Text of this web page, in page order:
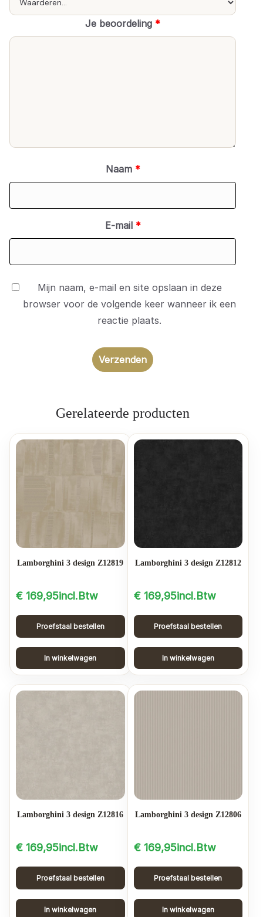
Je beoordeling *
Naam *
E-mail *
Mijn naam, e-mail en site opslaan in deze
browser voor de volgende keer wanneer ik een
reactie plaats.
Gerelateerde producten
Lamborghini 3 design Z12819
€ 169,95incl.Btw
Proefstaal bestellen
In winkelwagen
Lamborghini 3 design Z12812
€169,95incl.Btw
Proefstaal bestellen
In winkelwagen
Lamborghini 3 design Z12816
€ 169,95incl.Btw
Proefstaal bestellen
In winkelwagen
Lamborghini 3 design Z12806
€169,95incl.Btw
Proefstaal bestellen
In winkelwagen